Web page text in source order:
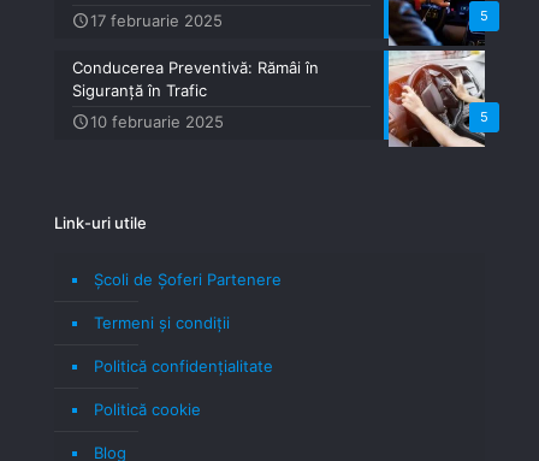
5
17 februarie 2025
5
Conducerea Preventivă: Rămâi în
Siguranță în Trafic
10 februarie 2025
Link-uri utile
Școli de Șoferi Partenere
Termeni şi condiţii
Politică confidenţialitate
Politică cookie
Blog